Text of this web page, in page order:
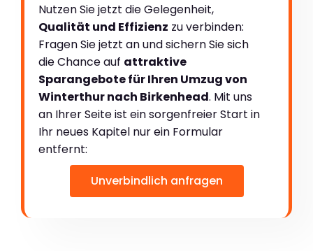
Nutzen Sie jetzt die Gelegenheit,
Qualität und Effizienz zu verbinden:
Fragen Sie jetzt an und sichern Sie sich
die Chance auf attraktive
Sparangebote für Ihren Umzug von
Winterthur nach Birkenhead. Mit uns
an Ihrer Seite ist ein sorgenfreier Start in
Ihr neues Kapitel nur ein Formular
entfernt:
Unverbindlich anfragen